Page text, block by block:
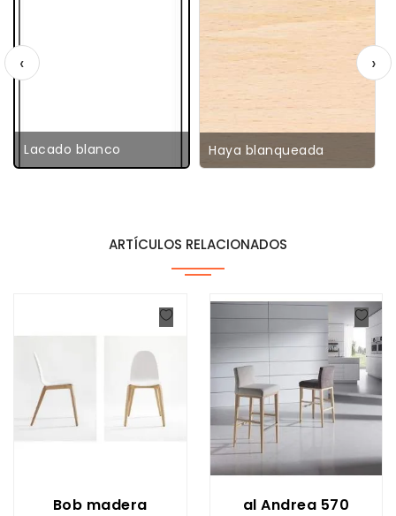
Lacado blanco Haya blanqueada
‹ ›
ARTÍCULOS RELACIONADOS
Bob madera al Andrea 570